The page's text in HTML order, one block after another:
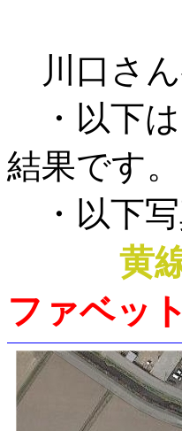
川口さ
・以下は
結果です。
・以下写
黄
ファベット